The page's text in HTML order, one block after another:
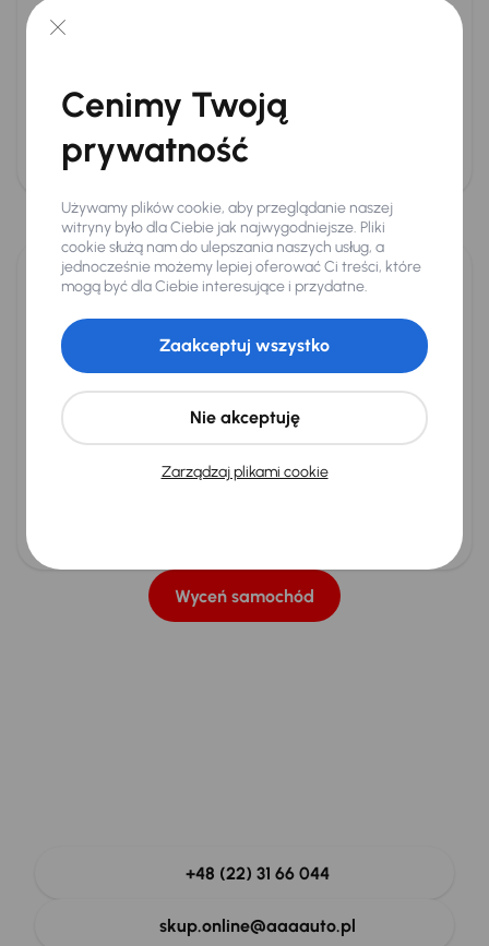
Automatyczna skrzynia
Ważna gwarancja producenta
Ładne i dobrze zachowane wnętrze
Lakier metaliczny
Komplet opon zapasowych
Co obniża cenę?
Wiek samochodu
Duży przebieg
Skromne wyposażenie
Historia: (auto firmowe, samochód był używany jako
taksówka, w szkole jazdy lub jako karetka pogotowia,
brak książki serwisowej)
Uszkodzone lub bardzo zużyte wnętrze
Nieatrakcyjny kolor
Wyceń samochód
+48 (22) 31 66 044
skup.online@aaaauto.pl
Cenimy Twoją
prywatność
Używamy plików cookie, aby przeglądanie naszej
witryny było dla Ciebie jak najwygodniejsze. Pliki
cookie służą nam do ulepszania naszych usług, a
jednocześnie możemy lepiej oferować Ci treści, które
mogą być dla Ciebie interesujące i przydatne.
Zarządzaj plikami cookie
Nie akceptuję
Zaakceptuj wszystko